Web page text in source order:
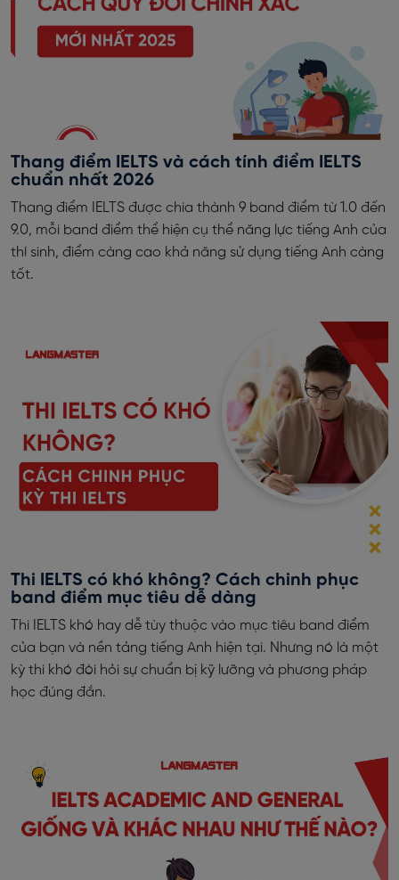
Thang điểm IELTS và cách tính điểm IELTS
chuẩn nhất 2026
Thang điểm IELTS được chia thành 9 band điểm từ 1.0 đến
9.0, mỗi band điểm thể hiện cụ thể năng lực tiếng Anh của
thí sinh, điểm càng cao khả năng sử dụng tiếng Anh càng
tốt.
Thi IELTS có khó không? Cách chinh phục
band điểm mục tiêu dễ dàng
Thi IELTS khó hay dễ tùy thuộc vào mục tiêu band điểm
của bạn và nền tảng tiếng Anh hiện tại. Nhưng nó là một
kỳ thi khó đòi hỏi sự chuẩn bị kỹ lưỡng và phương pháp
học đúng đắn.